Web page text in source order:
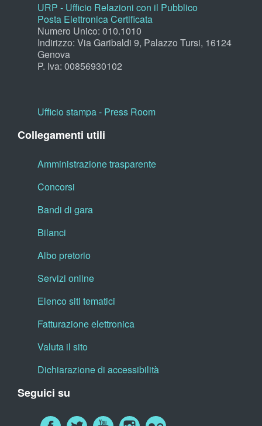
URP - Ufficio Relazioni con il Pubblico
Posta Elettronica Certificata
Numero Unico: 010.1010
Indirizzo: Via Garibaldi 9, Palazzo Tursi, 16124
Genova
P. Iva: 00856930102
Ufficio stampa - Press Room
Collegamenti utili
Amministrazione trasparente
Concorsi
Bandi di gara
Bilanci
Albo pretorio
Servizi online
Elenco siti tematici
Fatturazione elettronica
Valuta il sito
Dichiarazione di accessibilità
Seguici su